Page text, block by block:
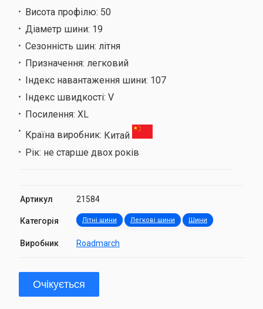
Висота профілю: 50
Діаметр шини: 19
Сезонність шин: літня
Призначення: легковий
Індекс навантаження шини: 107
Індекс швидкості: V
Посилення: XL
Країна виробник: Китай
Рік: не старше двох років
Артикул 21584
Категорія Літні шини Легкові шини Шини
Виробник Roadmarch
Очікується